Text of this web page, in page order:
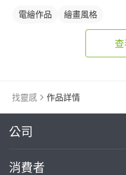
電繪作品
繪畫風格
找靈感 作品詳情
公司
關於我們
消費者
繼續完成